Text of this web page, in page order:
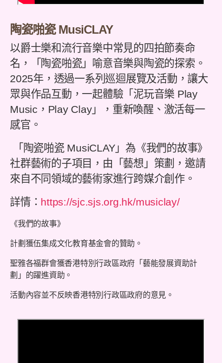
陶瓷啪瓷 MusiCLAY
以爵士樂和流行音樂中常見的四拍節奏命
名，「陶瓷啪瓷」喻意音樂與陶瓷的探索。
2025年，透過一系列巡迴展覽及活動，讓大
眾與作品互動，一起體驗「泥玩音樂 Play
Music，Play Clay」，重新喚醒、激活每一
感官。
「陶瓷啪瓷 MusiCLAY」為《我們的故事》
社群藝術的子項目，由「藝想」策劃，邀請
來自不同領域的藝術家進行跨媒介創作。
詳情： https://sjc.sjs.org.hk/musiclay/
《我們的故事》
計劃獲伍集成文化教育基金會的贊助。
聖雅各福群會獲香港特別行政區政府「藝能發展資助計
劃」的躍進資助。
活動內容並不反映香港特別行政區政府的意見。